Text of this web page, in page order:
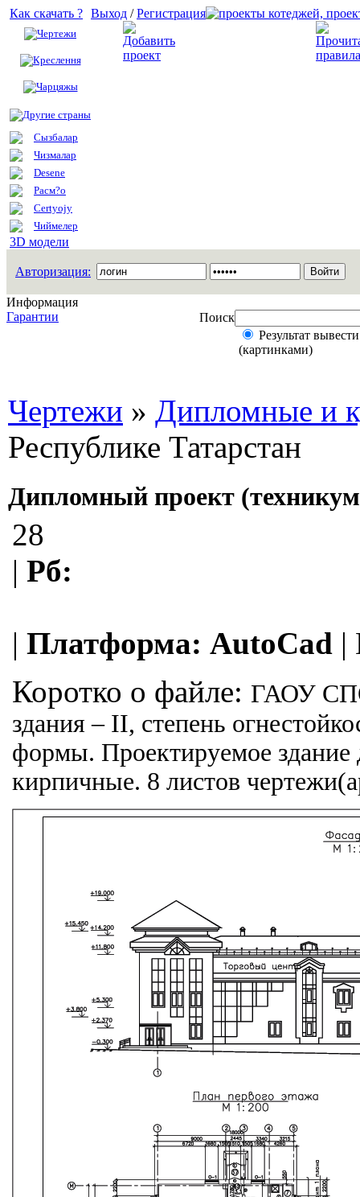
Как скачать ?
Чертежи
Креслення
Чарцяжы
Другие страны
Сызбалар
Чизмалар
Desene
Расм?о
Certyojy
Чиймелер
3D модели
Выход /Регистрация
Авторизация:
Информация
Гарантии
Поиск
Результат
(картинками)
Чертежи » Дипломные и
Республике Татарстан
Дипломный проект
28
| Рб:
| Платформа: AutoCad |
Коротко о файле: ГАОУ СПО
здания – II, степень
формы. Проектируемое здание
кирпичные. 8 листов